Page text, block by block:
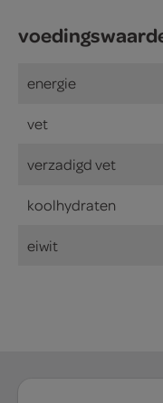
energie
vet
verzadigd vet
koolhydraten
eiwit